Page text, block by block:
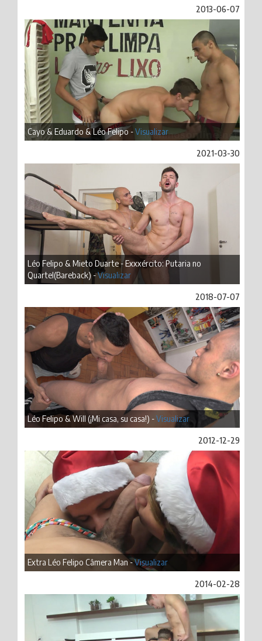
2013-06-07
Cayo & Eduardo & Léo Felipo -Visualizar
2021-03-30
Léo Felipo & Mieto Duarte - Exxxército: Putaria no
Quartel(Bareback) -Visualizar
2018-07-07
Léo Felipo & Will (¡Mi casa, su casa!) -Visualizar
2012-12-29
Extra Léo Felipo Câmera Man -Visualizar
2014-02-28